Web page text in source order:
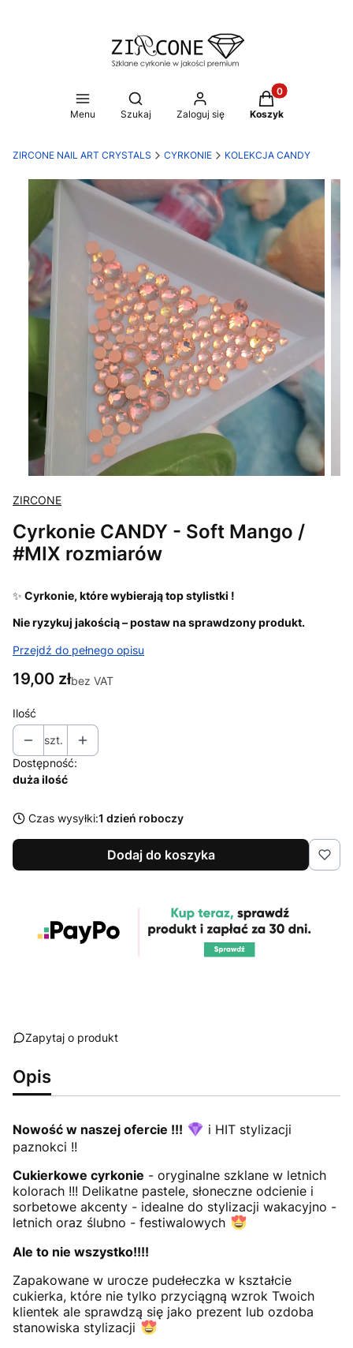
Menu
Otwórz wyszukiwarkę
Szukaj Zaloguj się
Produkty w
Koszyk
ZIRCONE NAIL ART CRYSTALS CYRKONIE KOLEKCJA CANDY
ZIRCONE
Cyrkonie CANDY - Soft Mango /
#MIX rozmiarów
✨ Cyrkonie, które wybierają top stylistki !
Nie ryzykuj jakością – postaw na sprawdzony produkt.
Przejdź do pełnego opisu
Cena
19,00 złbez VAT
Ilość
szt.
Dostępność:
duża ilość
Czas wysyłki:1 dzień roboczy
Dodaj do koszyka
Zapytaj o produkt
Opis
Nowość w naszej ofercie !!!
i HIT stylizacji
paznokci !!
Cukierkowe cyrkonie - oryginalne szklane w letnich
kolorach !!! Delikatne pastele, słoneczne odcienie i
sorbetowe akcenty - idealne do stylizacji wakacyjno -
letnich oraz ślubno - festiwalowych
Ale to nie wszystko!!!!
Zapakowane w urocze pudełeczka w kształcie
cukierka, które nie tylko przyciągną wzrok Twoich
klientek ale sprawdzą się jako prezent lub ozdoba
stanowiska stylizacji